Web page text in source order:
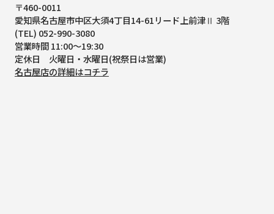
〒460-0011
愛知県名古屋市中区大須4丁目14-61リード上前津Ⅱ 3階
(TEL) 052-990-3080
営業時間 11:00～19:30
定休日 火曜日・水曜日(祝祭日は営業)
名古屋店の詳細はコチラ